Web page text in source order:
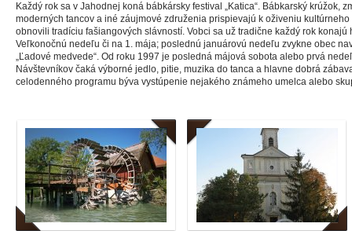
Každý rok sa v Jahodnej koná bábkársky festival „Katica“. Bábkarský krúžok,
moderných tancov a iné záujmové združenia prispievajú k oživeniu
obnovili tradíciu fašiangových slávností. Vobci sa už tradične každý rok konajú
Veľkonočnú nedeľu či na 1. mája; poslednú januárovú nedeľu zvykne obec
„Ľadové medvede“. Od roku 1997 je posledná májová sobota alebo prvá
Návštevníkov čaká výborné jedlo, pitie, muzika do tanca a hlavne dobrá
celodenného programu býva vystúpenie nejakého známeho umelca alebo